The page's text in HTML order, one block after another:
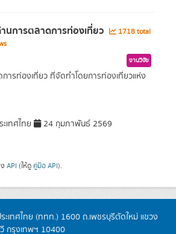
นการตลาดการท่องเที่ยว
1718 total
งานวิจัย
ารท่องเที่ยว ที่จัดทำโดยการท่องเที่ยวแห่ง
เทศไทย 24 กุมภาพันธ์ 2569
API (ให้ดู คู่มือ API).
ะเทศไทย (ททท.) 1600 ถ.เพชรบุรีตัดใหม่ แขวง
กรุงเทพฯ 10400